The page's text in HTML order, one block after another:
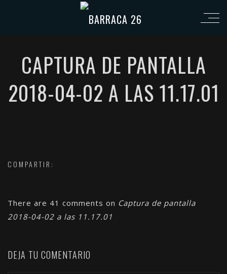
CAPTURA DE PANTALLA
2018-04-02 A LAS 11.17.01
COMPARTIR:
There are 41 comments on Captura de pantalla
2018-04-02 a las 11.17.01
DEJA TU COMENTARIO